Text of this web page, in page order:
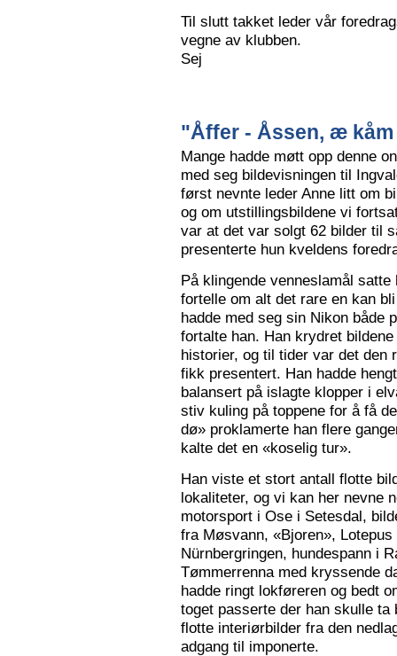
Til slutt takket leder vår
vegne av klubben.
Sej
"Åffer - Åssen, æ
Mange hadde møtt opp denne
med seg bildevisningen til
først nevnte leder Anne litt om
og om utstillingsbildene vi
var at det var solgt 62 bilder til
presenterte hun kveldens
På klingende venneslamål
fortelle om alt det rare en kan
hadde med seg sin Nikon både
fortalte han. Han krydret
historier, og til tider var det den
fikk presentert. Han hadde
balansert på islagte klopper i
stiv kuling på toppene for å få
dø» proklamerte han flere
kalte det en «koselig tur».
Han viste et stort antall flotte
lokaliteter, og vi kan her nevne
motorsport i Ose i Setesdal,
fra Møsvann, «Bjoren»,
Nürnbergringen, hundespann i
Tømmerrenna med kryssende
hadde ringt lokføreren og bedt
toget passerte der han skulle
flotte interiørbilder fra den
adgang til imponerte.